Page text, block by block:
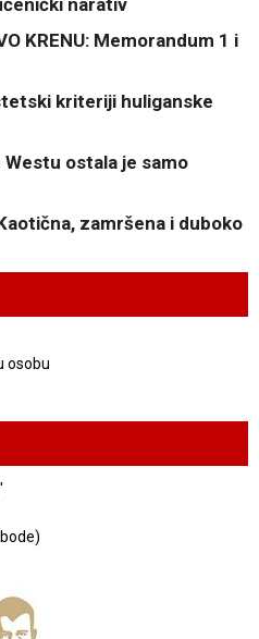
narativ
KRENU: Memorandum 1 i
kriteriji huliganske
Westu ostala je samo
zamršena i duboko
osobu